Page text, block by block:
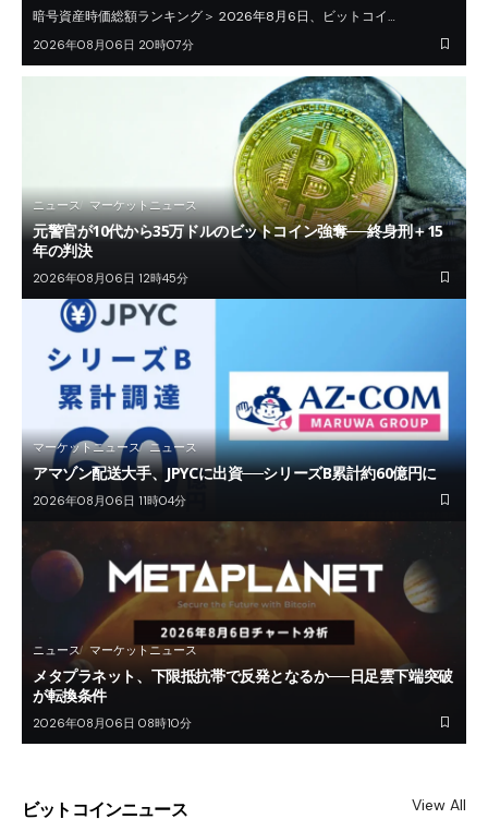
暗号資産時価総額ランキング＞ 2026年8月6日、ビットコイ…
2026年08月06日 20時07分
ニュース マーケットニュース
元警官が10代から35万ドルのビットコイン強奪──終身刑＋15
年の判決
2026年08月06日 12時45分
マーケットニュース ニュース
アマゾン配送大手、JPYCに出資──シリーズB累計約60億円に
2026年08月06日 11時04分
ニュース マーケットニュース
メタプラネット、下限抵抗帯で反発となるか──日足雲下端突破
が転換条件
2026年08月06日 08時10分
ビットコインニュース View All